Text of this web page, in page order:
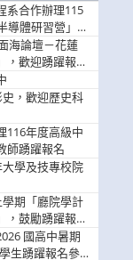
系合作辦理115
導體研習營」，
海論壇－花蓮
，歡迎踴躍報名
，歡迎歷史科
116年度高級中
師踴躍報名
學及技專校院
期「廳院學計
鼓勵踴躍報名
國高中暑期
生踴躍報名參